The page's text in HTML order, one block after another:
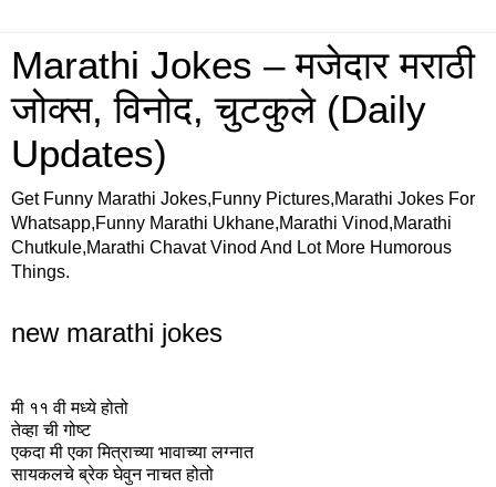
Marathi Jokes – मजेदार मराठी
जोक्स, विनोद, चुटकुले (Daily
Updates)
Get Funny Marathi Jokes,Funny Pictures,Marathi Jokes For
Whatsapp,Funny Marathi Ukhane,Marathi Vinod,Marathi
Chutkule,Marathi Chavat Vinod And Lot More Humorous
Things.
new marathi jokes
मी ११ वी मध्ये होतो
तेव्हा ची गोष्ट
एकदा मी एका मित्राच्या भावाच्या लग्नात
सायकलचे ब्रेक घेवुन नाचत होतो